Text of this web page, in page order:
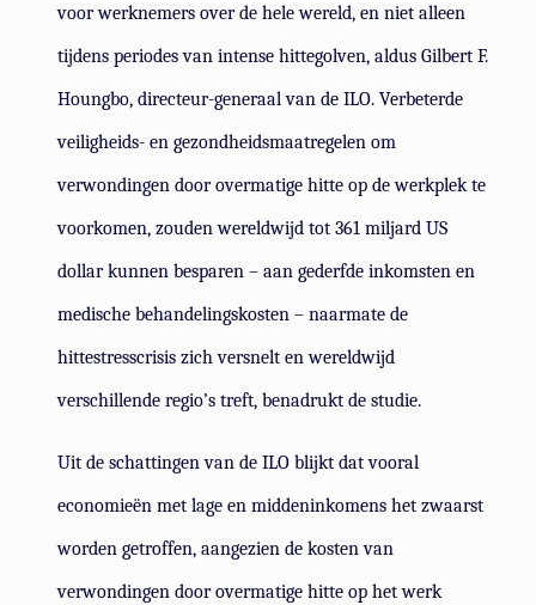
voor werknemers over de hele wereld, en niet alleen
tijdens periodes van intense hittegolven, aldus Gilbert F.
Houngbo, directeur-generaal van de ILO. Verbeterde
veiligheids- en gezondheidsmaatregelen om
verwondingen door overmatige hitte op de werkplek te
voorkomen, zouden wereldwijd tot 361 miljard US
dollar kunnen besparen – aan gederfde inkomsten en
medische behandelingskosten – naarmate de
hittestresscrisis zich versnelt en wereldwijd
verschillende regio’s treft, benadrukt de studie.
Uit de schattingen van de ILO blijkt dat vooral
economieën met lage en middeninkomens het zwaarst
worden getroffen, aangezien de kosten van
verwondingen door overmatige hitte op het werk